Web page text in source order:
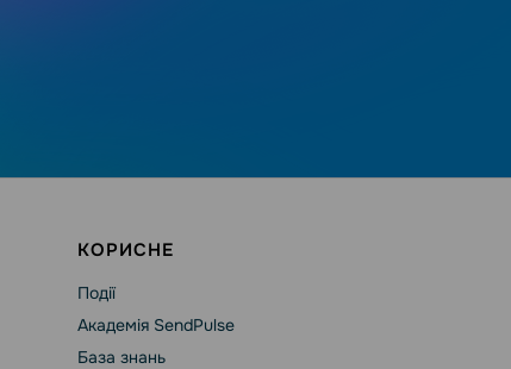
КОРИСНЕ
Події
Академія SendPulse
База знань